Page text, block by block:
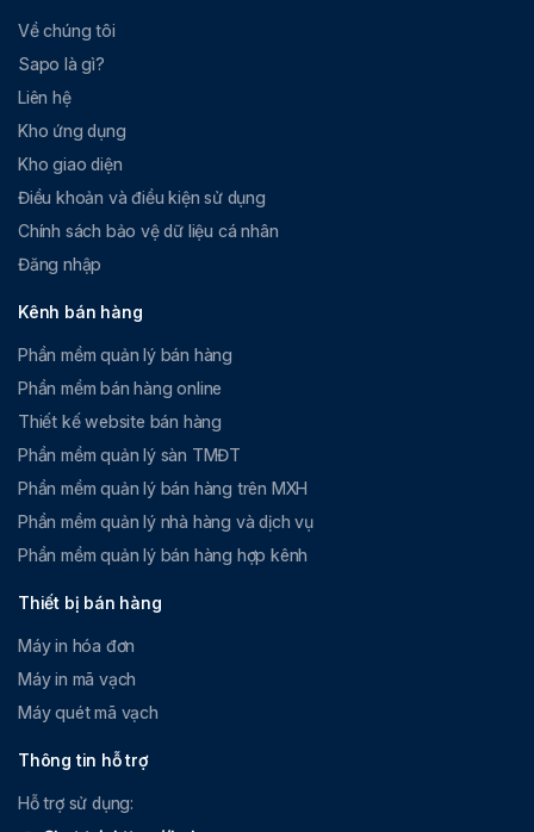
Về chúng tôi
Sapo là gì?
Liên hệ
Kho ứng dụng
Kho giao diện
Điều khoản và điều kiện sử dụng
Chính sách bảo vệ dữ liệu cá nhân
Đăng nhập
Kênh bán hàng
Phần mềm quản lý bán hàng
Phần mềm bán hàng online
Thiết kế website bán hàng
Phần mềm quản lý sàn TMĐT
Phần mềm quản lý bán hàng trên MXH
Phần mềm quản lý nhà hàng và dịch vụ
Phần mềm quản lý bán hàng hợp kênh
Thiết bị bán hàng
Máy in hóa đơn
Máy in mã vạch
Máy quét mã vạch
Thông tin hỗ trợ
Hỗ trợ sử dụng: